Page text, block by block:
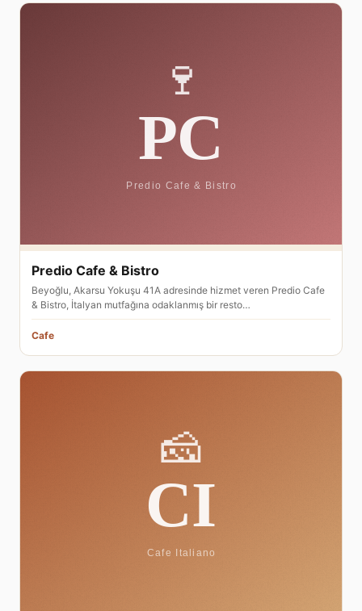
Predio Cafe & Bistro
Beyoğlu, Akarsu Yokuşu 41A adresinde hizmet veren Predio Cafe
& Bistro, İtalyan mutfağına odaklanmış bir resto…
Cafe